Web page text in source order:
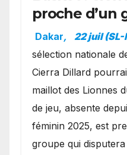
proche d’un
avec les
Dakar, 22 juil (SL-
sélection nationale
Cierra Dillard
maillot des Lionnes
de jeu, absente
féminin 2025, est
groupe qui